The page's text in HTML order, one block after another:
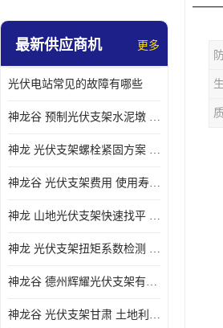
最新供应商机 更多
光伏电站常见的故障有哪些
神龙谷 预制光伏支架水泥墩 抗震性能优
神龙 光伏支架螺栓紧固方案 土地利用率高
神龙谷 光伏支架费用 使用寿命长
神龙 山地光伏支架快速找平 抗风耐压
神龙 光伏支架扭矩系数检测 适应性强
神龙谷 德州辉耀光伏支架有限公司 材质多样
神龙谷 光伏支架甘肃 土地利用率高